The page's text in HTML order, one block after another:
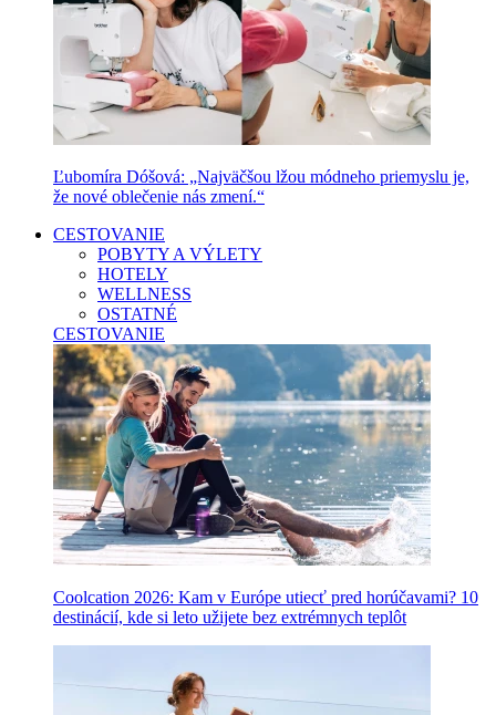
Ľubomíra Dóšová: „Najväčšou lžou módneho priemyslu je,
že nové oblečenie nás zmení.“
CESTOVANIE
POBYTY A VÝLETY
HOTELY
WELLNESS
OSTATNÉ
CESTOVANIE
Coolcation 2026: Kam v Európe utiecť pred horúčavami? 10
destinácií, kde si leto užijete bez extrémnych teplôt